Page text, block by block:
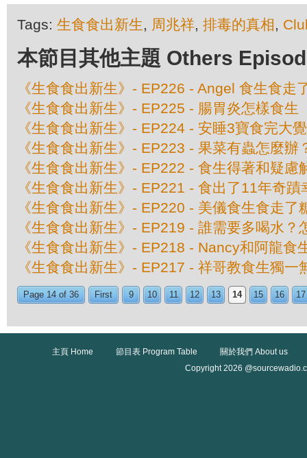
Tags: 生食食出新生, 周兆祥, 排毒的真相,
本節目其他主題 Others
《生食食出新生》- EP226 - Angel 食生食走
《生食食出新生》- EP225 - 腸胃炎怎樣食生
《生食食出新生》- EP224 - 安睡3寶食完大
《生食食出新生》- EP223 - 果菜有蟲怎麼辦
《生食食出新生》- EP222 - 食生得著和疑慮
《生食食出新生》- EP221 - 食出了11年奇蹟
《生食食出新生》- EP220 - 美儀食生食走了
《生食食出新生》- EP219 - 誰需要多喝水？
《生食食出新生》- EP218 - Nancy和阿龍食
《生食食出新生》- EP217 - 祥哥教食生獨一
Page 14 of 36 First 9 10 11 12 13 14 15 16 17
主頁 Home 節目表 Program Table
關於我們 About us
Copyright 2026